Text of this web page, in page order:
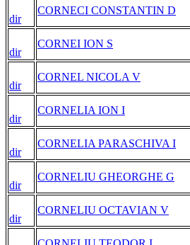
dir
CORNECI CONSTANTIN D
dir
CORNEI ION S
dir
CORNEL NICOLA V
dir
CORNELIA ION I
dir
CORNELIA PARASCHIVA I
dir
CORNELIU GHEORGHE G
dir
CORNELIU OCTAVIAN V